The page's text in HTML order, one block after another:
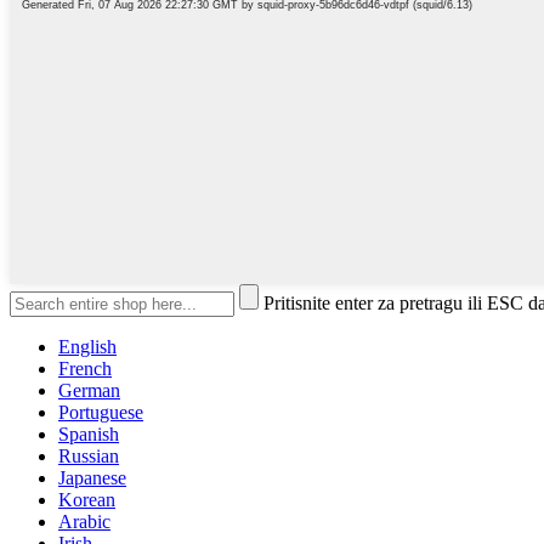
Pritisnite enter za pretragu ili ESC
English
French
German
Portuguese
Spanish
Russian
Japanese
Korean
Arabic